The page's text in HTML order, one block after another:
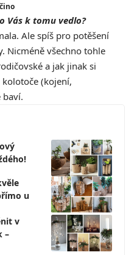
Vás k tomu vedlo?
Ale spíš pro potěšení
Nicméně všechno tohle
a jak jinak si
(kojení,
baví.
u
v
–